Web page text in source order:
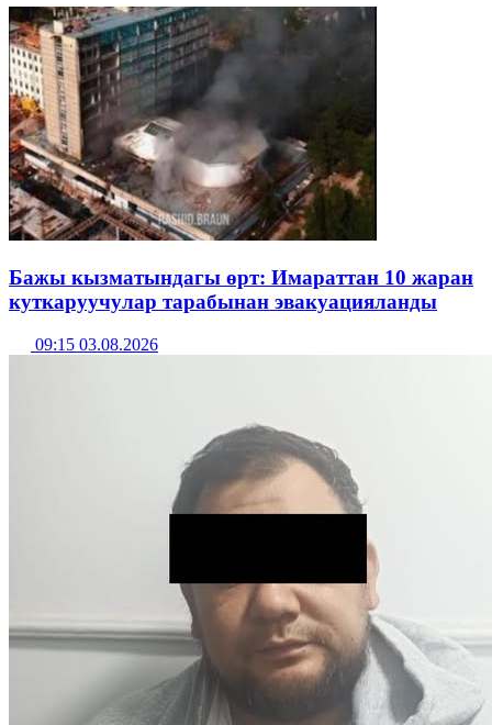
Бажы кызматындагы өрт: Имараттан 10 жаран
куткаруучулар тарабынан эвакуацияланды
09:15 03.08.2026